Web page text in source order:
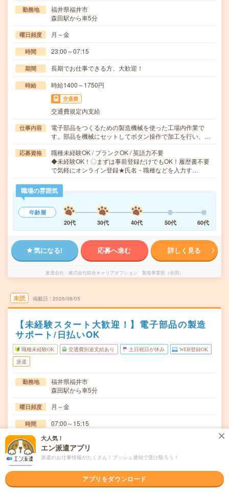
勤務地
福井県福井市
森田駅から車5分
曜日頻度 月～金
時間 23:00～07:15
期間 長期でお仕事できる方、大歓迎！
時給 時給1400～1750円
交通費
交通費規定内支給
仕事内容
電子部品をつくるための製造機械を使った工場内作業で
す。部品を機械にセットしてボタン操作で加工を行い、…
応募資格
職種未経験OK / ブランクOK / 英語力不要
◆未経験OK！〇まずは事前登録だけでもOK！履歴書不要
で気軽にオンライン登録★氏名・職種などを入力す…
職場の雰囲気
年齢層
20代
30代 40代 50代 60代
気になる! 応募へ進む 詳しく見る
派遣会社 株式会社綜合キャリアオプション 製造事業部（全国）
未読 掲載日 2026/08/05
【未経験スタート大歓迎！】電子部品の製造
サポート/日払いOK
職種未経験OK 交通費別途支給あり 土日祝日が休み WEB登録OK
派遣
勤務地
福井県福井市
森田駅から車5分
曜日頻度 月～金
時間 07:00～15:15
期間 長期でお仕事できる方、大歓迎！
時給 時給1400円
交通費
交通費規定内支給
大人気！
エン派遣アプリ
派遣のお仕事情報がたくさん！プッシュ通知で受け取ろう！
アプリをダウンロード